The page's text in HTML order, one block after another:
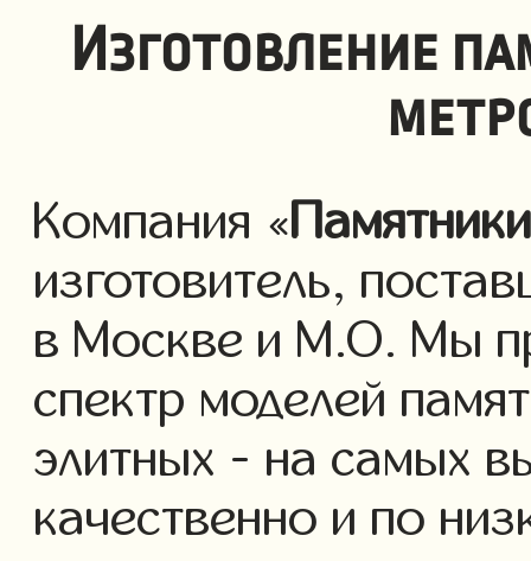
Изготовление
Компания «Памятники
изготовитель,
в Москве и М.О. Мы
спектр моделей
элитных - на самых
качественно и по